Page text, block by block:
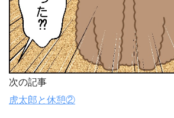
次の記事
虎太郎と休憩②